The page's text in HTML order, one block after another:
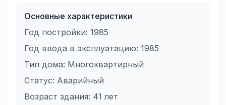
Основные характеристики
Год постройки: 1985
Год ввода в эксплуатацию: 1985
Тип дома: Многоквартирный
Статус: Аварийный
Возраст здания: 41 лет